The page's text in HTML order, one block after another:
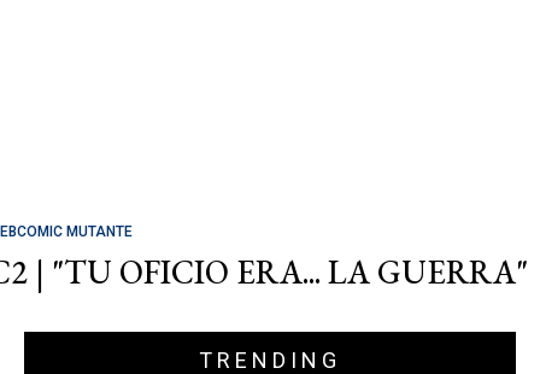
MUTANTE
| "TU OFICIO ERA... LA GUERRA"
TRENDING